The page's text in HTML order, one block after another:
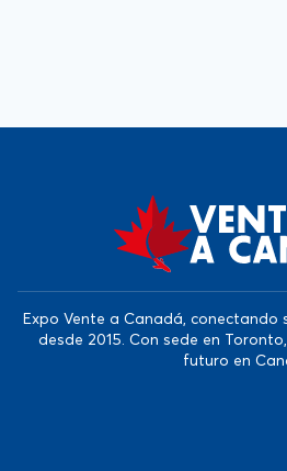
Expo Vente a Canadá, conectando
desde 2015. Con sede en
futuro en